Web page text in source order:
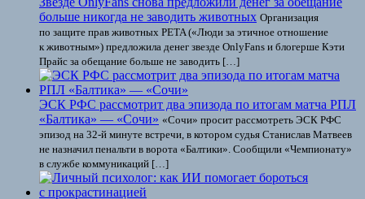
больше никогда не заводить животных Организация
по защите прав животных PETA («Люди за этичное отношение
к животным») предложила денег звезде OnlyFans и блогерше Кэти
Прайс за обещание больше не заводить […]
ЭСК РФС рассмотрит два эпизода по итогам матча РПЛ
«Балтика» — «Сочи» «Сочи» просит рассмотреть ЭСК РФС
эпизод на 32-й минуте встречи, в котором судья Станислав Матвеев
не назначил пенальти в ворота «Балтики». Сообщили «Чемпионату»
в службе коммуникаций […]